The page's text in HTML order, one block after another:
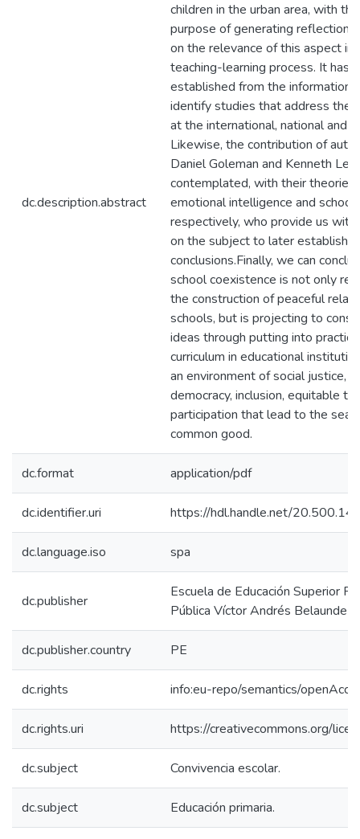
dc.description.abstract
children in the urban area, with
purpose of generating reflection
on the relevance of this aspect in
teaching-learning process. It has
established from the information
identify studies that address the
at the international, national and
Likewise, the contribution of
Daniel Goleman and Kenneth
contemplated, with their theories
emotional intelligence and school
respectively, who provide us with
on the subject to later establish
conclusions.Finally, we can
school coexistence is not only
the construction of peaceful
schools, but is projecting to
ideas through putting into
curriculum in educational
an environment of social justice,
democracy, inclusion, equitable
participation that lead to the
common good.
dc.format application/pdf
dc.identifier.uri https://hdl.handle.net/
dc.language.iso spa
dc.publisher
Escuela de Educación Superior
Pública Víctor Andrés Belaunde
dc.publisher.country PE
dc.rights info:eu-repo/semantics/
dc.rights.uri https://creativecommons.org/
dc.subject Convivencia escolar.
dc.subject Educación primaria.